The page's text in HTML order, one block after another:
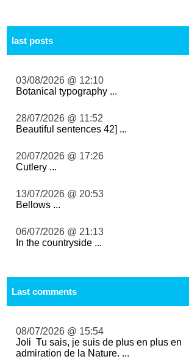
last posts
03/08/2026 @ 12:10
Botanical typography ...
28/07/2026 @ 11:52
Beautiful sentences 42] ...
20/07/2026 @ 17:26
Cutlery ...
13/07/2026 @ 20:53
Bellows ...
06/07/2026 @ 21:13
In the countryside ...
Last comments
08/07/2026 @ 15:54
Joli Tu sais, je suis de plus en plus en
admiration de la Nature. ...